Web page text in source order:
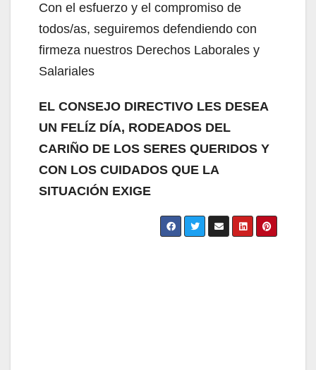
Con el esfuerzo y el compromiso de
todos/as, seguiremos defendiendo con
firmeza nuestros Derechos Laborales y
Salariales
EL CONSEJO DIRECTIVO LES DESEA
UN FELÍZ DÍA, RODEADOS DEL
CARIÑO DE LOS SERES QUERIDOS Y
CON LOS CUIDADOS QUE LA
SITUACIÓN EXIGE